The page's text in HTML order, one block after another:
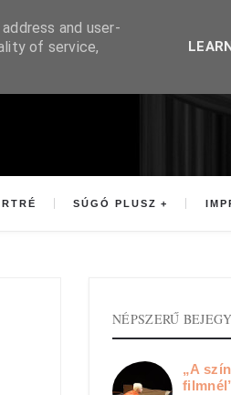
SÚGÓ PLUSZ
NÉPSZERŰ
„A
and user-
of service,